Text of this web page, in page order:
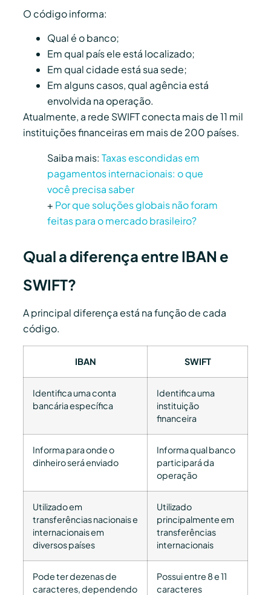
O código informa:
Qual é o banco;
Em qual país ele está localizado;
Em qual cidade está sua sede;
Em alguns casos, qual agência está
envolvida na operação.
Atualmente, a rede SWIFT conecta mais de 11 mil
instituições financeiras em mais de 200 países.
Saiba mais: Taxas escondidas em
pagamentos internacionais: o que
você precisa saber
+ Por que soluções globais não foram
feitas para o mercado brasileiro?
Qual a diferença entre IBAN e
SWIFT?
A principal diferença está na função de cada
código.
IBAN SWIFT
Identifica uma conta
bancária específica
Identifica uma
instituição
financeira
Informa para onde o
dinheiro será enviado
Informa qual banco
participará da
operação
Utilizado em
transferências nacionais e
internacionais em
diversos países
Utilizado
principalmente em
transferências
internacionais
Pode ter dezenas de
caracteres, dependendo
Possui entre 8 e 11
caracteres